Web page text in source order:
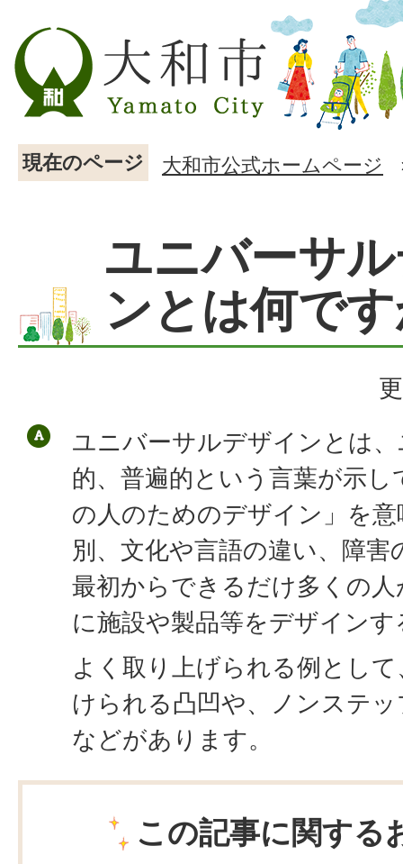
現在のページ 大和市公式ホームページ
ユニバーサ
ンとは何で
ユニバーサルデザインとは
的、普遍的という言葉が示
の人のためのデザイン」を
別、文化や言語の違い、障
最初からできるだけ多くの
に施設や製品等をデザイン
よく取り上げられる例とし
けられる凸凹や、ノンステ
などがあります。
この記事に関する